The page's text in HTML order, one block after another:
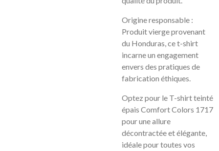
Origine responsable :
Produit vierge provenant
du Honduras, ce t-shirt
incarne un engagement
envers des pratiques de
fabrication éthiques.
Optez pour le T-shirt teinté
épais Comfort Colors 1717
pour une allure
décontractée et élégante,
idéale pour toutes vos